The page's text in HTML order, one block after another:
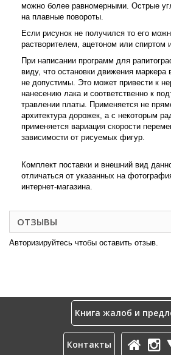
можно более равномерными. Острые
на плавные повороты.
Если рисунок не получился то его
растворителем, ацетоном или спиртом
При написании программ для
виду, что остановки движения маркера
не допустимы. Это может привести к
нанесению лака и соответственно к
травлении платы. Применяется не
архитектура дорожек, а с некоторым
применяется вариация скорости
зависимости от рисуемых фигур.
Комплект поставки и внешний вид
отличаться от указанных на
интернет-магазина.
ОТЗЫВЫ
Авторизируйтесь чтобы оставить отзыв.
Книга жалоб и
Контакты